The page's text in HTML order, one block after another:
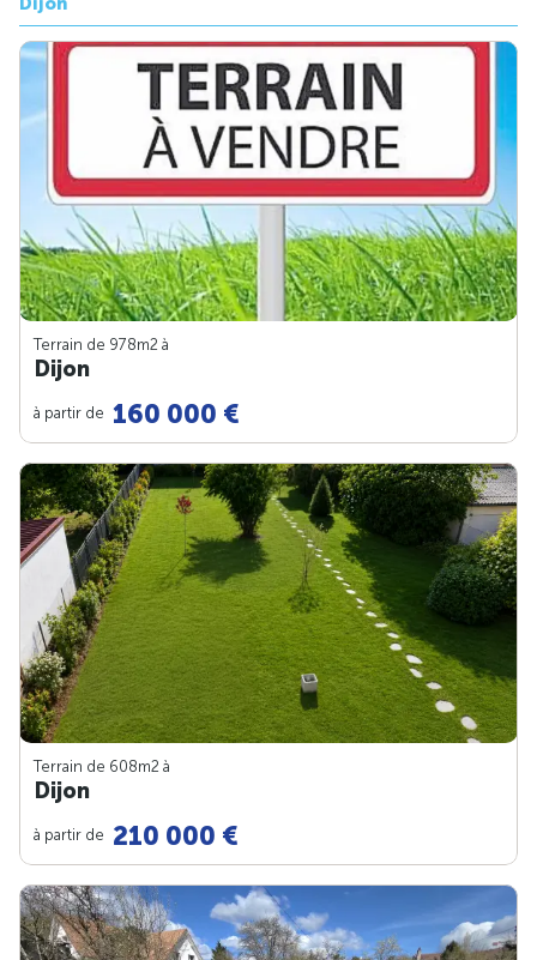
Terrain de 978m2 à
Dijon
à partir de 160 000 €
Terrain de 608m2 à
Dijon
à partir de 210 000 €